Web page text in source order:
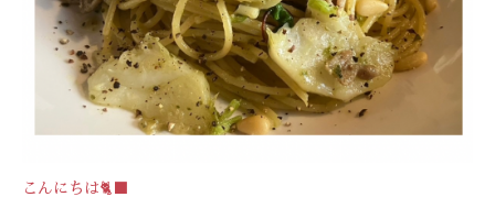
こんにちは🐈‍⬛